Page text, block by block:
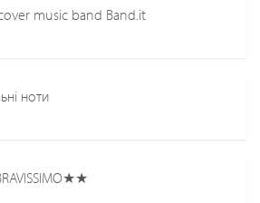
music band Band.it
ноти